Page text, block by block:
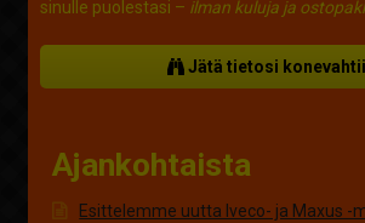
sinulle puolestasi – ilman kuluja ja
Jätä tietosi
Ajankohtaista
Esittelemme uutta Iveco- ja Maxus -